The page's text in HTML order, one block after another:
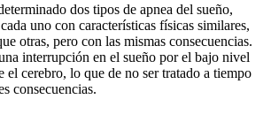
dos tipos de apnea del sueño,
uno con características físicas similares,
otras, pero con las mismas consecuencias.
interrupción en el sueño por el bajo nivel
el cerebro, lo que de no ser tratado a tiempo
consecuencias.